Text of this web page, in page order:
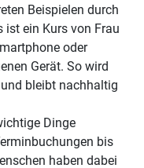
Beispielen durch
ist ein Kurs von Frau
oder
Gerät. So wird
bleibt nachhaltig
Dinge
bis
haben dabei